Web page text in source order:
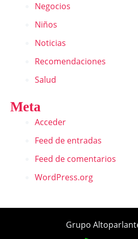
Negocios
Niños
Noticias
Recomendaciones
Salud
Meta
Acceder
Feed de entradas
Feed de comentarios
WordPress.org
Grupo